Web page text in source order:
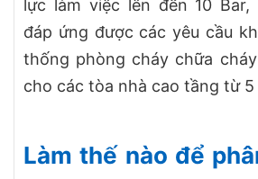
lực làm việc lên đến 10
đáp ứng được các yêu cầu
thống phòng cháy chữa
cho các tòa nhà cao tầng từ 5
Làm thế nào để